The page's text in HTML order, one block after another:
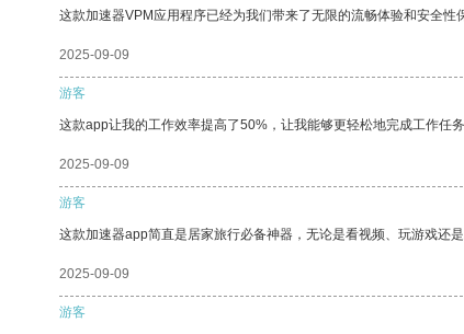
这款加速器VPM应用程序已经为我们带来了无限的流畅体验和安全性
2025-09-09
游客
这款app让我的工作效率提高了50%，让我能够更轻松地完成工作任
2025-09-09
游客
这款加速器app简直是居家旅行必备神器，无论是看视频、玩游戏还
2025-09-09
游客